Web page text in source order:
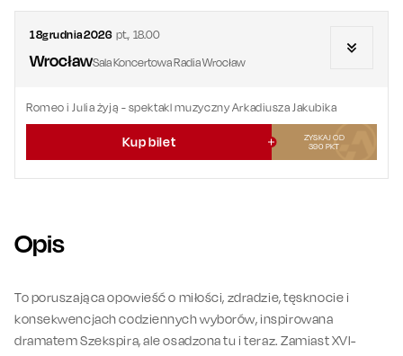
18grudnia2026 pt.,18.00
WrocławSala Koncertowa Radia Wrocław
Romeo i Julia żyją - spektakl muzyczny Arkadiusza Jakubika
Kup bilet
ZYSKAJ OD
390 PKT
Opis
To poruszająca opowieść o miłości, zdradzie, tęsknocie i
konsekwencjach codziennych wyborów, inspirowana
dramatem Szekspira, ale osadzona tu i teraz. Zamiast XVI-